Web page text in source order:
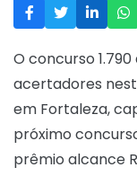
O concurso
acertadores
em Fortaleza,
próximo
prêmio alcance